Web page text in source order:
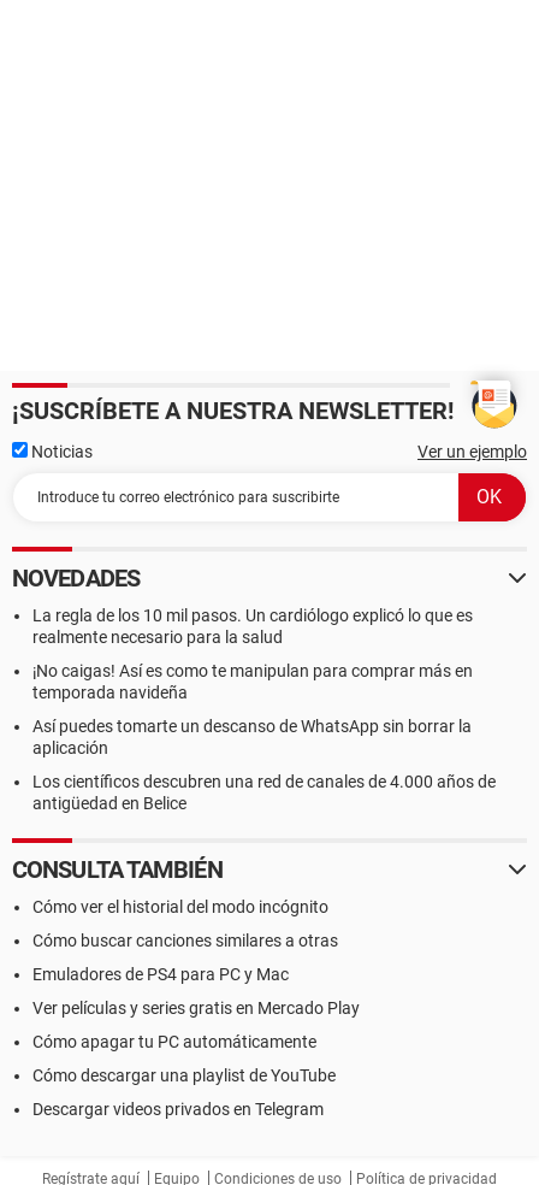
¡SUSCRÍBETE A NUESTRA NEWSLETTER!
Noticias Ver un ejemplo
NOVEDADES
La regla de los 10 mil pasos. Un cardiólogo explicó lo que es
realmente necesario para la salud
¡No caigas! Así es como te manipulan para comprar más en
temporada navideña
Así puedes tomarte un descanso de WhatsApp sin borrar la
aplicación
Los científicos descubren una red de canales de 4.000 años de
antigüedad en Belice
CONSULTA TAMBIÉN
Cómo ver el historial del modo incógnito
Cómo buscar canciones similares a otras
Emuladores de PS4 para PC y Mac
Ver películas y series gratis en Mercado Play
Cómo apagar tu PC automáticamente
Cómo descargar una playlist de YouTube
Descargar videos privados en Telegram
Regístrate aquí Equipo Condiciones de uso Política de privacidad